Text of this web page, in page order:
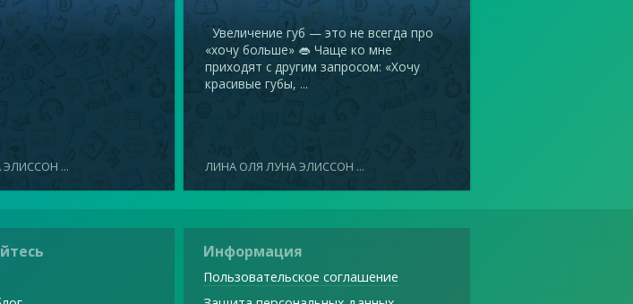
...
Увеличение губ — это не всегда про
«хочу больше» 👄 Чаще ко мне
приходят с другим запросом: «Хочу
красивые губы, ...
ЛИНА ОЛЯ ЛУНА ЭЛИССОН ...
Информация
Пользовательское соглашение